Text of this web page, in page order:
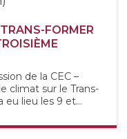
FORMER
de la CEC –
climat sur le Trans-
lieu les 9 et...